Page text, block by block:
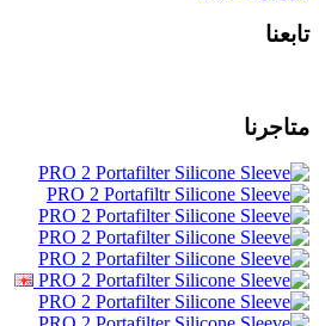
تابعنا
متاجرنا